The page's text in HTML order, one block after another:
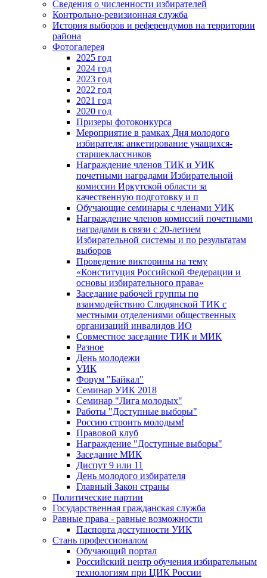
Сведения о численности избирателей
Контрольно-ревизионная служба
История выборов и референдумов на территории
района
Фотогалерея
2025 год
2024 год
2023 год
2022 год
2021 год
2020 год
Призеры фотоконкурса
Мероприятие в рамках Дня молодого
избирателя: анкетирование учащихся-
старшеклассников
Награждение членов ТИК и УИК
почетными наградами Избирательной
комиссии Иркутской области за
качественную подготовку и п
Обучающие семинары с членами УИК
Награждение членов комиссий почетными
наградами в связи с 20-летием
Избирательной системы и по результатам
выборов
Проведение викторины на тему
«Конституция Российской Федерации и
основы избирательного права»
Заседание рабочей группы по
взаимодействию Слюдянской ТИК с
местными отделениями общественных
организаций инвалидов ИО
Совместное заседание ТИК и МИК
Разное
День молодежи
УИК
Форум "Байкал"
Семинар УИК 2018
Семинар "Лига молодых"
Работы "Доступные выборы"
Россию строить молодым!
Правовой клуб
Награждение "Доступные выборы"
Заседание МИК
Диспут 9 или 11
День молодого избирателя
Главный Закон страны
Политические партии
Государственная гражданская служба
Равные права - равные возможности
Паспорта доступности УИК
Стань профессионалом
Обучающий портал
Российский центр обучения избирательным
технологиям при ЦИК России